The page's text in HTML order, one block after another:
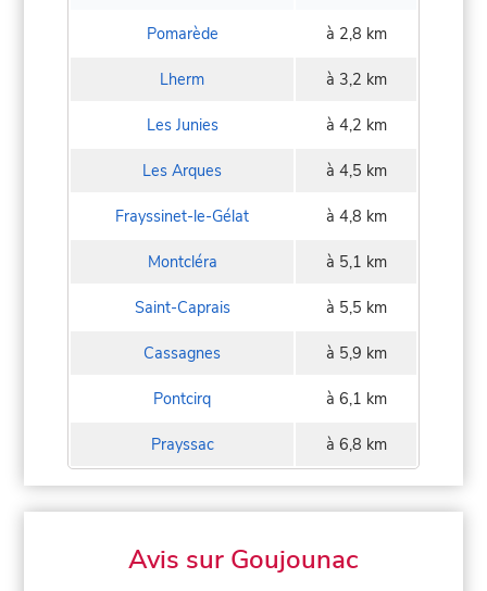
Pomarède à 2,8 km
Lherm à 3,2 km
Les Junies à 4,2 km
Les Arques à 4,5 km
Frayssinet-le-Gélat à 4,8 km
Montcléra à 5,1 km
Saint-Caprais à 5,5 km
Cassagnes à 5,9 km
Pontcirq à 6,1 km
Prayssac à 6,8 km
Avis sur Goujounac